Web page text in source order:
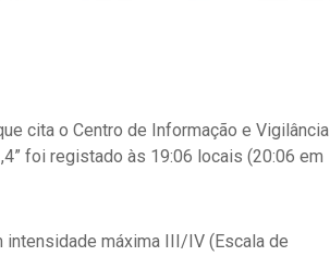
cita o Centro de Informação e Vigilância
foi registado às 19:06 locais (20:06 em
máxima III/IV (Escala de